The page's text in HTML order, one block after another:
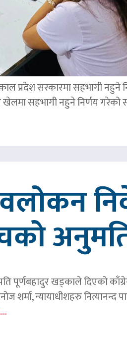
प्रदेश सरकारमा सहभागी
सहभागी नहुने निर्णय गरेको
पूर्णबहादुर खड्काले दिएको
शर्मा, न्यायाधीशहरु नित्यानन्द